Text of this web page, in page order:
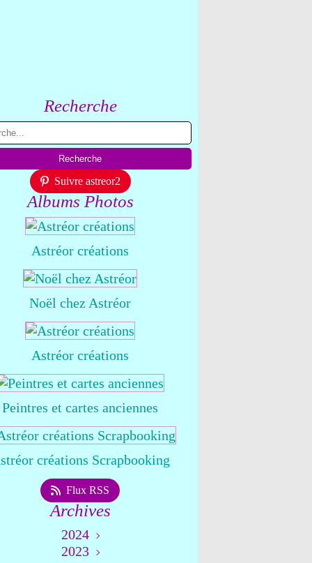
Recherche
Suivre astreor2
Albums Photos
Astréor créations
Noël chez Astréor
Astréor créations
Peintres et cartes anciennes
créations Scrapbooking
Flux RSS
Archives
2024
Août (1)
2023